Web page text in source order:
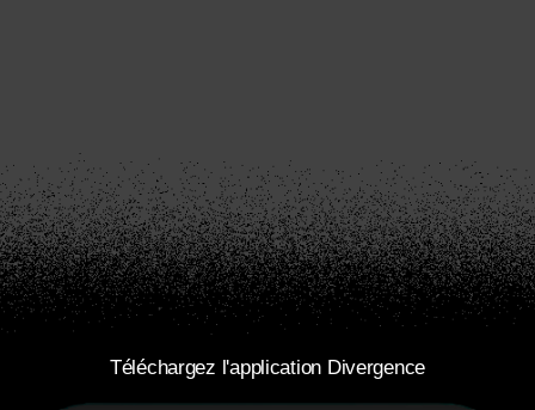
Téléchargez l'application Divergence